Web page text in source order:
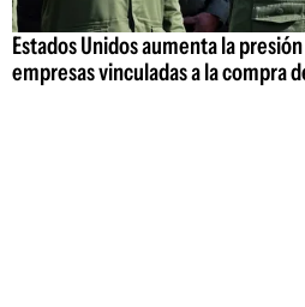
Estados Unidos aumenta la
empresas vinculadas a la compra